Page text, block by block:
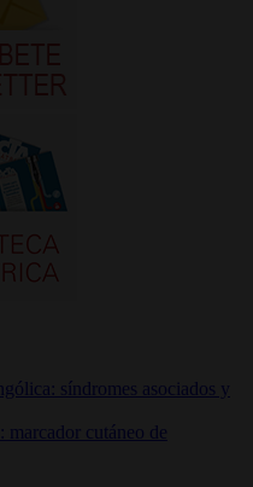
síndromes asociados y
marcador cutáneo de